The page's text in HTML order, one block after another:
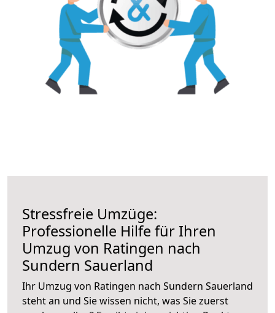
Stressfreie Umzüge:
Professionelle Hilfe für Ihren
Umzug von Ratingen nach
Sundern Sauerland
Ihr Umzug von Ratingen nach Sundern Sauerland
steht an und Sie wissen nicht, was Sie zuerst